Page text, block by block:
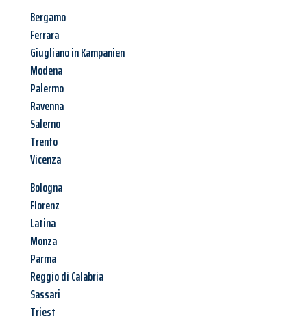
Bergamo
Ferrara
Giugliano in Kampanien
Modena
Palermo
Ravenna
Salerno
Trento
Vicenza
Bologna
Florenz
Latina
Monza
Parma
Reggio di Calabria
Sassari
Triest